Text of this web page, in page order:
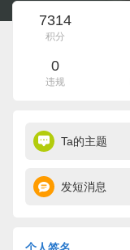
7314
积分
0
违规
Ta的主题
发短消息